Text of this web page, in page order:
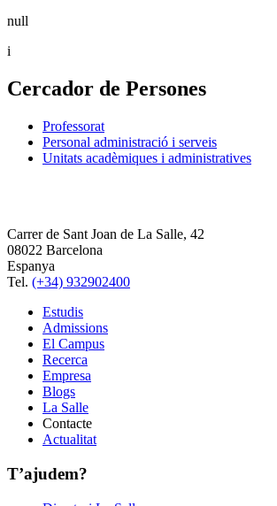
null
i
Cercador de Persones
Professorat
Personal administració i serveis
Unitats acadèmiques i administratives
Carrer de Sant Joan de La Salle, 42
08022 Barcelona
Espanya
Tel. (+34) 932902400
Estudis
Admissions
El Campus
Recerca
Empresa
Blogs
La Salle
Contacte
Actualitat
T’ajudem?